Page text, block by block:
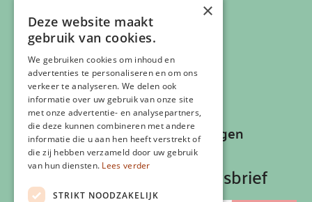
Privacyverklaring
Cookiebeleid
Klachtenregeling
Algemene voorwaarden
Contactgegevens
Recepten, inspiratie en aanbiedingen
ontvangen?
Schrijf je in op onze nieuwsbrief
×
Deze website maakt
gebruik van cookies.
We gebruiken cookies om inhoud en
advertenties te personaliseren en om ons
verkeer te analyseren. We delen ook
informatie over uw gebruik van onze site
met onze advertentie- en analysepartners,
die deze kunnen combineren met andere
informatie die u aan hen heeft verstrekt of
die zij hebben verzameld door uw gebruik
van hun diensten. Lees verder
STRIKT NOODZAKELIJK